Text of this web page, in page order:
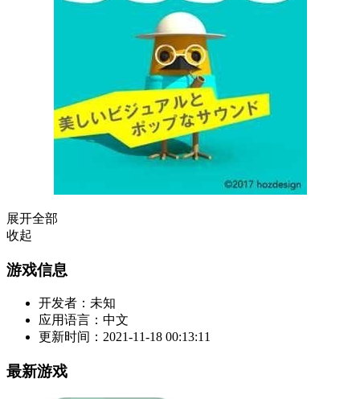
展开全部
收起
游戏信息
开发者： 未知
应用语言： 中文
更新时间： 2021-11-18 00:13:11
最新游戏